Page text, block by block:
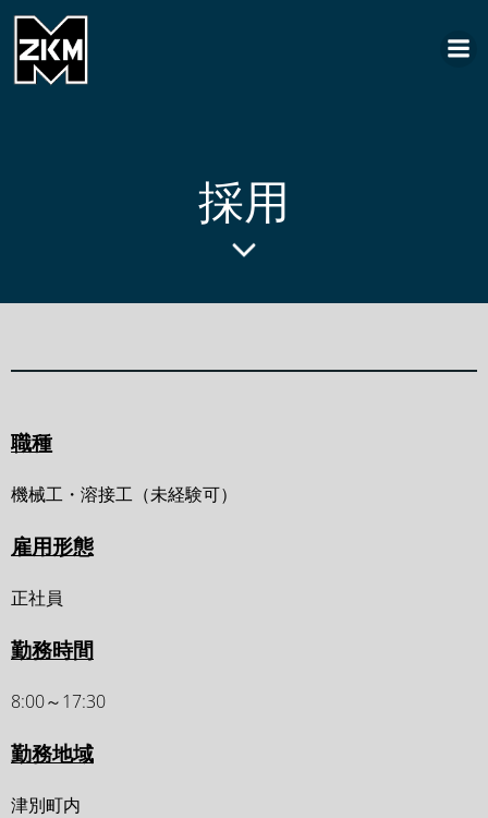
キ
ッ
プ
採用
職種
機械工・溶接工 （未経験可）
雇用形態
正社員
勤務時間
8:00～17:30
勤務地域
津別町内